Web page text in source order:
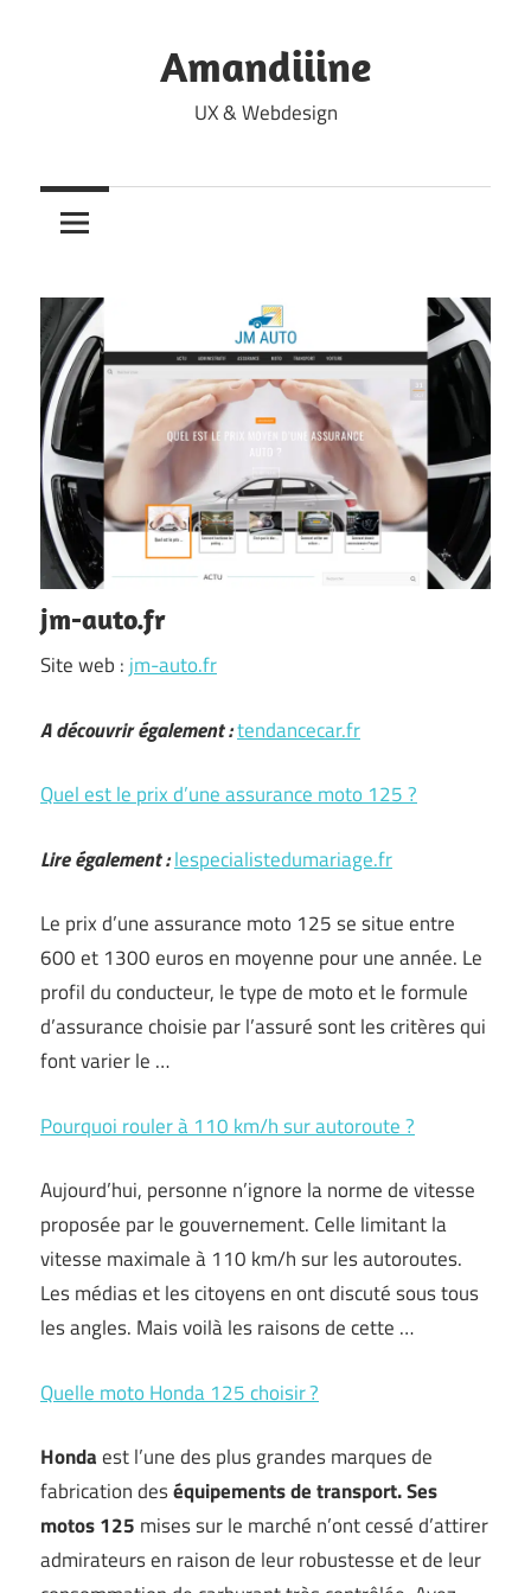
Amandiiine
UX & Webdesign
jm-auto.fr
Site web : jm-auto.fr
A découvrir également :tendancecar.fr
Quel est le prix d’une assurance moto 125 ?
Lire également :lespecialistedumariage.fr
Le prix d’une assurance moto 125 se situe entre
600 et 1300 euros en moyenne pour une année. Le
profil du conducteur, le type de moto et le formule
d’assurance choisie par l’assuré sont les critères qui
font varier le …
Pourquoi rouler à 110 km/h sur autoroute ?
Aujourd’hui, personne n’ignore la norme de vitesse
proposée par le gouvernement. Celle limitant la
vitesse maximale à 110 km/h sur les autoroutes.
Les médias et les citoyens en ont discuté sous tous
les angles. Mais voilà les raisons de cette …
Quelle moto Honda 125 choisir ?
Hondaest l’une des plus grandes marques de
fabrication deséquipements de transport.Ses
motos 125 mises sur le marché n’ont cessé d’attirer
admirateurs en raison de leur robustesse et de leur